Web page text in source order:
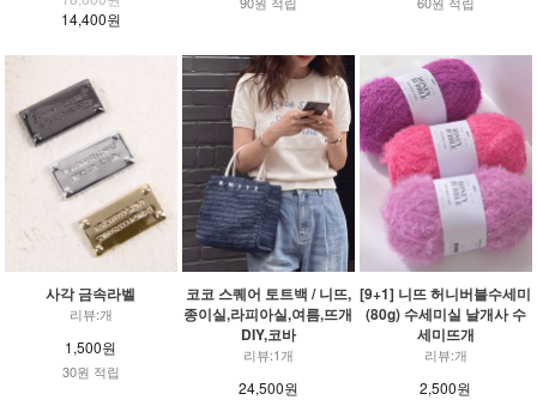
14,400원
사각 금속라벨
리뷰:개
1,500원
30원 적립
코코 스퀘어 토트백 / 니뜨,
종이실,라피아실,여름,뜨개
DIY,코바
리뷰:1개
24,500원
[9+1] 니뜨 허니버블수세미
(80g) 수세미실 날개사 수
세미뜨개
리뷰:개
2,500원